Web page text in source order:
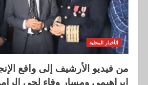
الأخبار المحلية
من فيديو الأرشيف إلى واقع
إبراهيمي ومسار وفاء لحي
3
فيديو أجواء الحملة
بإقليم بركان يتزعمها حكيم
نصيري
فيديو للمسيرة الحاشدة
الإستقلال بمدينة بركان في